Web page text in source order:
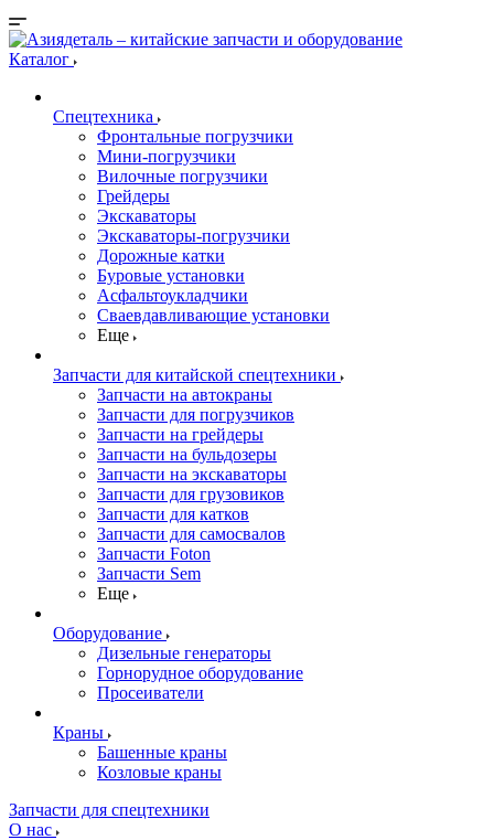
Каталог
Спецтехника
Фронтальные погрузчики
Мини-погрузчики
Вилочные погрузчики
Грейдеры
Экскаваторы
Экскаваторы-погрузчики
Дорожные катки
Буровые установки
Асфальтоукладчики
Сваевдавливающие установки
Еще
Запчасти для китайской спецтехники
Запчасти на автокраны
Запчасти для погрузчиков
Запчасти на грейдеры
Запчасти на бульдозеры
Запчасти на экскаваторы
Запчасти для грузовиков
Запчасти для катков
Запчасти для самосвалов
Запчасти Foton
Запчасти Sem
Еще
Оборудование
Дизельные генераторы
Горнорудное оборудование
Просеиватели
Краны
Башенные краны
Козловые краны
Запчасти для спецтехники
О нас